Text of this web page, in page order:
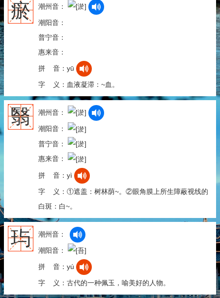
瘀 潮州音：
潮阳音：
普宁音：
惠来音：
拼 音：yū
字 义：血液凝滞：~血。
翳 潮州音：
潮阳音：
普宁音：
惠来音：
拼 音：yì
字 义：①遮盖：树林荫~。②眼角膜上所生障蔽视线的
白斑：白~。
玙 潮州音：
潮阳音：
拼 音：yú
字 义：古代的一种佩玉，喻美好的人物。